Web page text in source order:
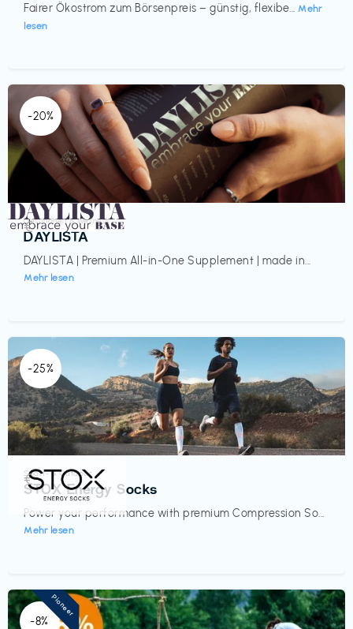
Fairer Ökostrom zum Börsenpreis – günstig, flexibe... Mehr
lesen
-20%
Gesundheit & Wellness
DAYLISTA
DAYLISTA | Premium All-in-One Supplement | made in...
Mehr lesen
€‎
-25%
Sport- & Outdoor
STOX Energy Socks
Power your performance with premium Compression So...
Mehr lesen
€‎
-8%
Pioneer